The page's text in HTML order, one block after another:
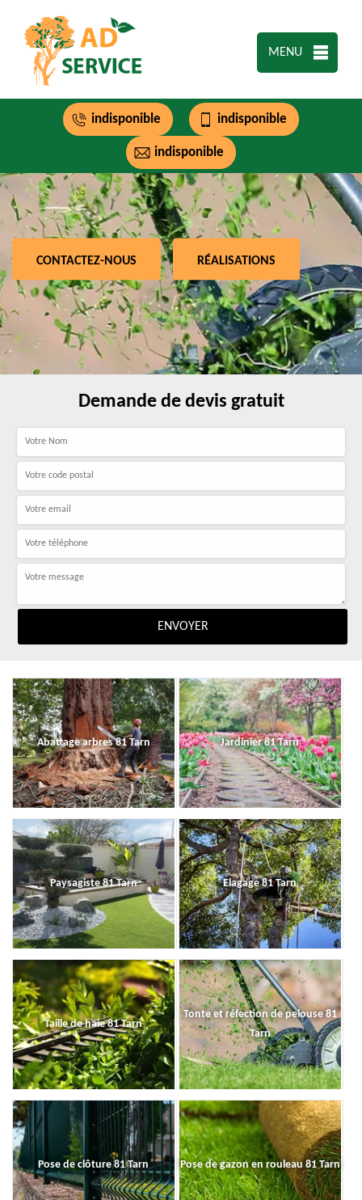
MENU
indisponible indisponible
indisponible
CONTACTEZ-NOUS RÉALISATIONS
Demande de devis gratuit
Abattage arbres 81 Tarn Jardinier 81 Tarn
Paysagiste 81 Tarn Elagage 81 Tarn
Taille de haie 81 Tarn
Tonte et réfection de pelouse 81
Tarn
Pose de clôture 81 Tarn Pose de gazon en rouleau 81 Tarn